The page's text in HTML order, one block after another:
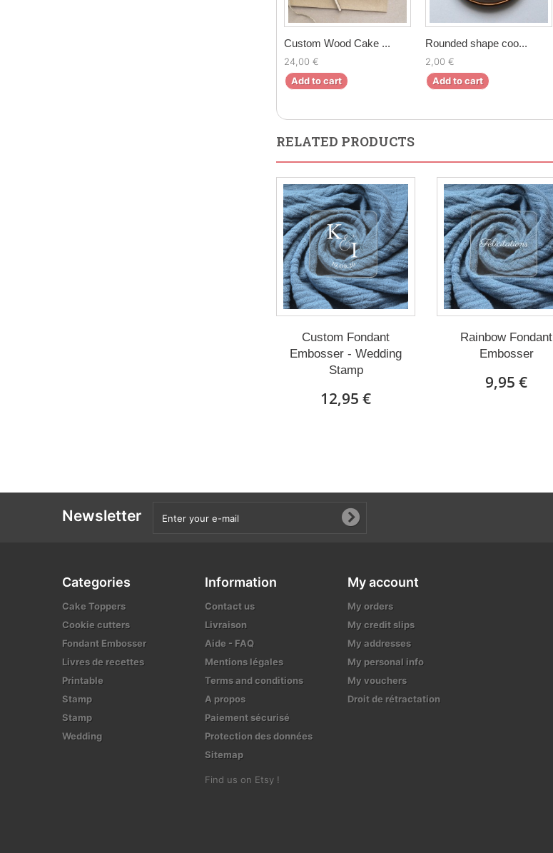
Custom Wood Cake ...
24,00 €
Add to cart
Rounded shape coo...
2,00 €
Add to cart
RELATED PRODUCTS
Custom Fondant
Embosser - Wedding
Stamp
12,95 €
Rainbow Fondant
Embosser
9,95 €
Newsletter
Categories
Cake Toppers
Cookie cutters
Fondant Embosser
Livres de recettes
Printable
Stamp
Stamp
Wedding
Information
Contact us
Livraison
Aide - FAQ
Mentions légales
Terms and conditions
A propos
Paiement sécurisé
Protection des données
Sitemap
Find us on Etsy !
My account
My orders
My credit slips
My addresses
My personal info
My vouchers
Droit de rétractation